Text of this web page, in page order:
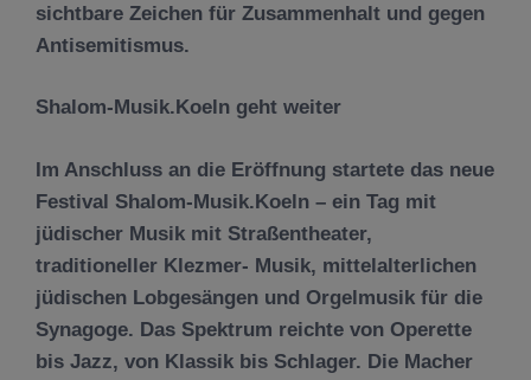
sichtbare Zeichen für Zusammenhalt und gegen
Antisemitismus.
Shalom-Musik.Koeln geht weiter
Im Anschluss an die Eröffnung startete das neue
Festival Shalom-Musik.Koeln – ein Tag mit
jüdischer Musik mit Straßentheater,
traditioneller Klezmer- Musik, mittelalterlichen
jüdischen Lobgesängen und Orgelmusik für die
Synagoge. Das Spektrum reichte von Operette
bis Jazz, von Klassik bis Schlager. Die Macher